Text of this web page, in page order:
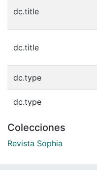
dc.title
dc.title
dc.type
dc.type
Colecciones
Revista Sophia